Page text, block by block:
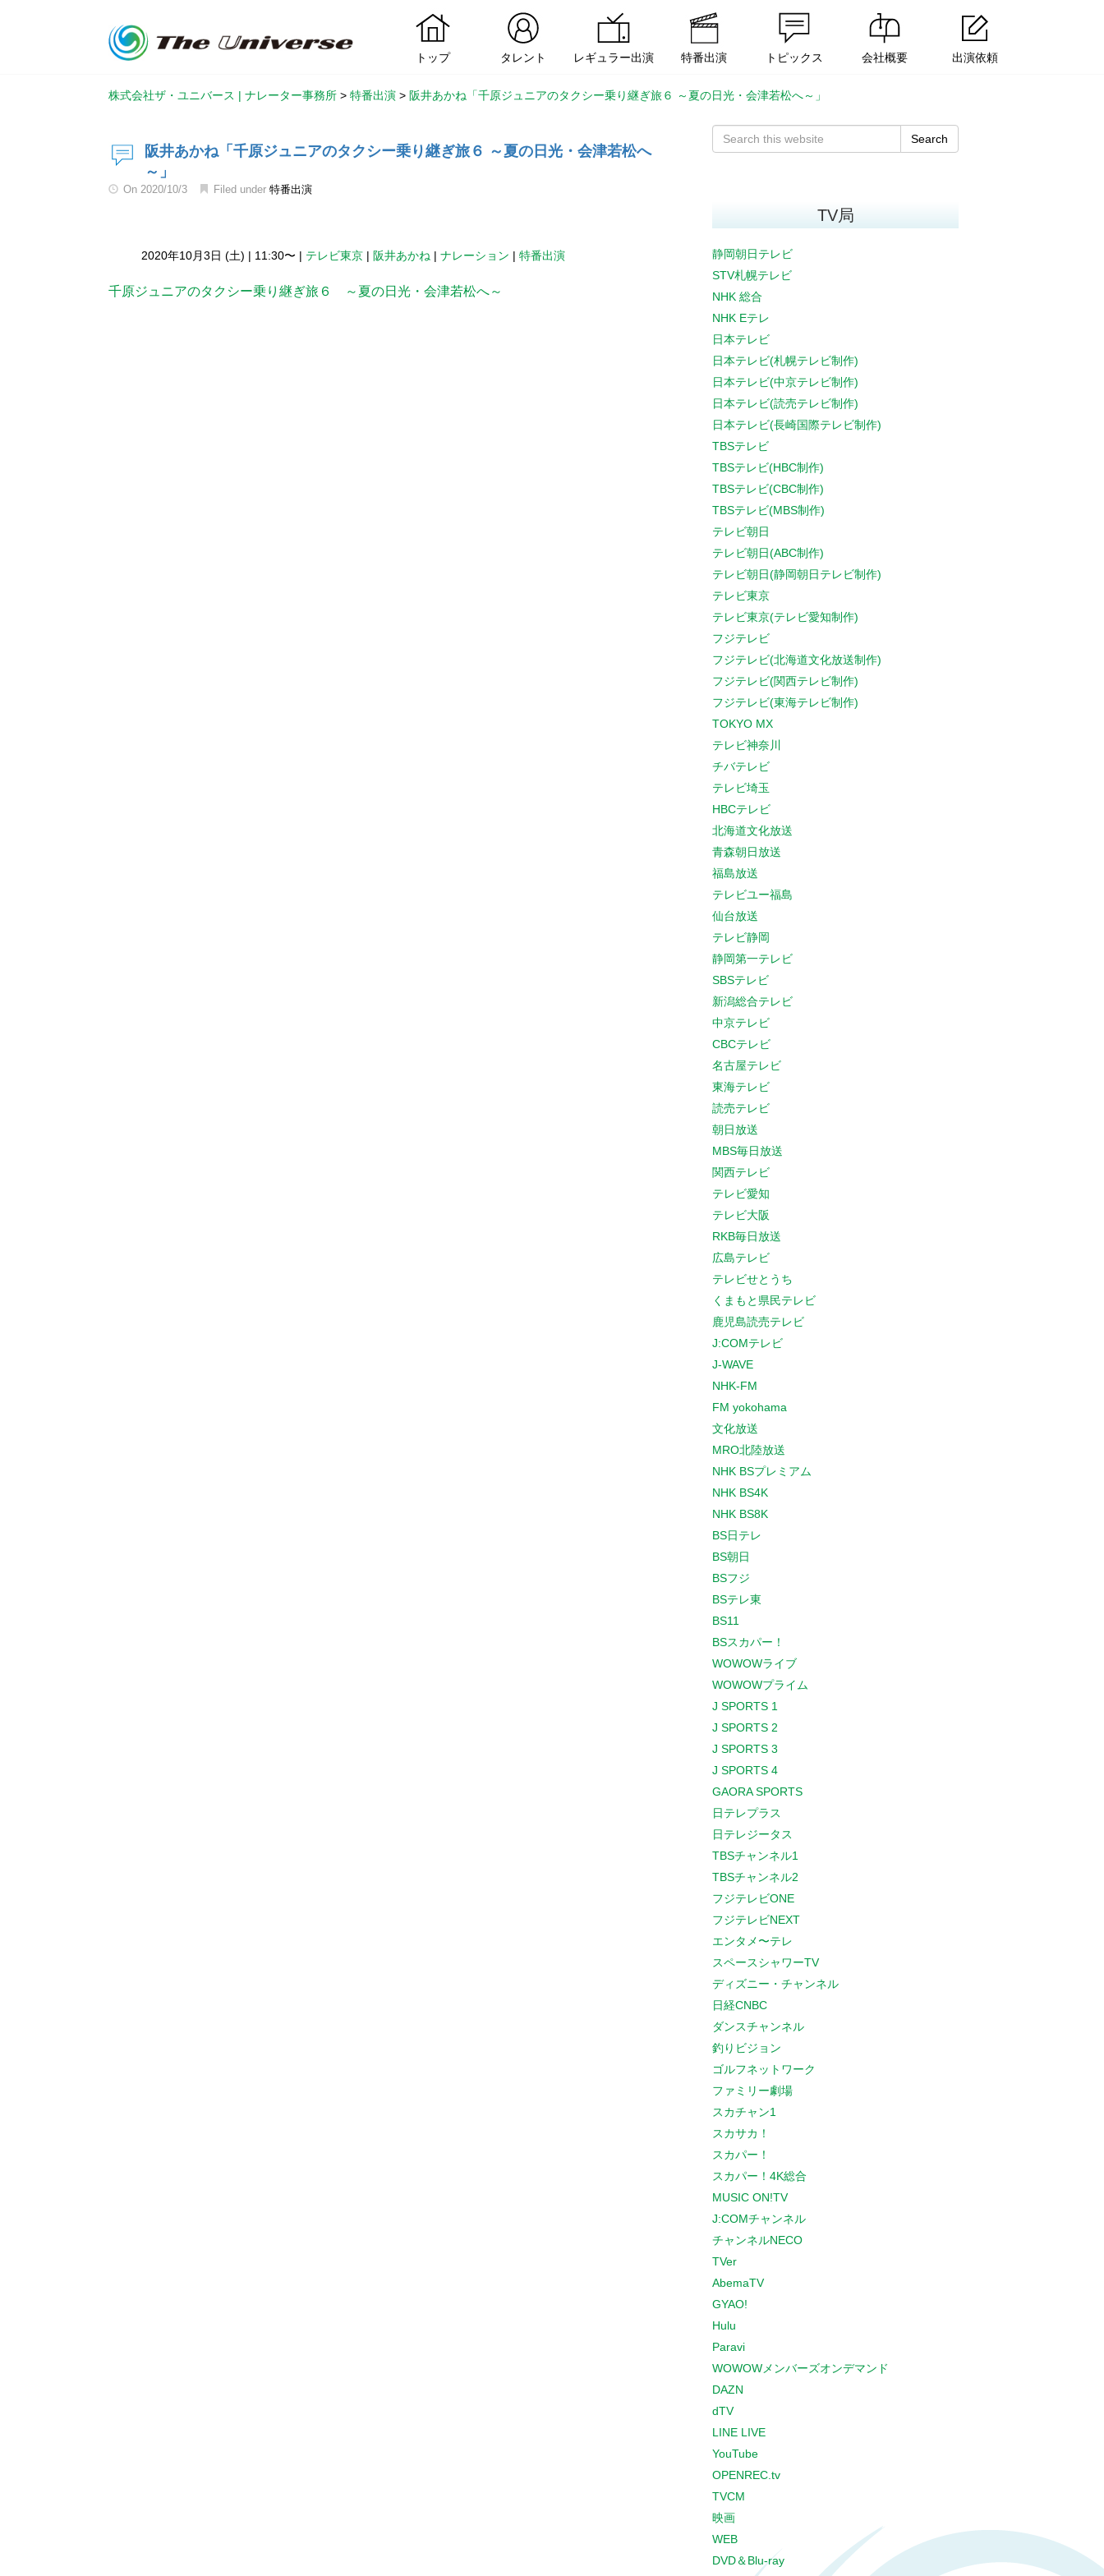
トップ タレント レギュラー出演 特番出演 トピックス 会社概要 出演依頼
株式会社ザ・ユニバース | ナレーター事務所 > 特番出演 > 阪井あかね「千原ジュニアのタクシー乗り継ぎ旅６ ～夏の日光・会津若松へ～」
阪井あかね「千原ジュニアのタクシー乗り継ぎ旅６ ～夏の日光・会津若松へ
～」
On 2020/10/3 Filed under 特番出演
2020年10月3日 (土) | 11:30〜 | テレビ東京 | 阪井あかね | ナレーション | 特番出演
千原ジュニアのタクシー乗り継ぎ旅６ ～夏の日光・会津若松へ～
Search
TV局
静岡朝日テレビ
STV札幌テレビ
NHK 総合
NHK Eテレ
日本テレビ
日本テレビ(札幌テレビ制作)
日本テレビ(中京テレビ制作)
日本テレビ(読売テレビ制作)
日本テレビ(長崎国際テレビ制作)
TBSテレビ
TBSテレビ(HBC制作)
TBSテレビ(CBC制作)
TBSテレビ(MBS制作)
テレビ朝日
テレビ朝日(ABC制作)
テレビ朝日(静岡朝日テレビ制作)
テレビ東京
テレビ東京(テレビ愛知制作)
フジテレビ
フジテレビ(北海道文化放送制作)
フジテレビ(関西テレビ制作)
フジテレビ(東海テレビ制作)
TOKYO MX
テレビ神奈川
チバテレビ
テレビ埼玉
HBCテレビ
北海道文化放送
青森朝日放送
福島放送
テレビユー福島
仙台放送
テレビ静岡
静岡第一テレビ
SBSテレビ
新潟総合テレビ
中京テレビ
CBCテレビ
名古屋テレビ
東海テレビ
読売テレビ
朝日放送
MBS毎日放送
関西テレビ
テレビ愛知
テレビ大阪
RKB毎日放送
広島テレビ
テレビせとうち
くまもと県民テレビ
鹿児島読売テレビ
J:COMテレビ
J-WAVE
NHK-FM
FM yokohama
文化放送
MRO北陸放送
NHK BSプレミアム
NHK BS4K
NHK BS8K
BS日テレ
BS朝日
BSフジ
BSテレ東
BS11
BSスカパー！
WOWOWライブ
WOWOWプライム
J SPORTS 1
J SPORTS 2
J SPORTS 3
J SPORTS 4
GAORA SPORTS
日テレプラス
日テレジータス
TBSチャンネル1
TBSチャンネル2
フジテレビONE
フジテレビNEXT
エンタメ〜テレ
スペースシャワーTV
ディズニー・チャンネル
日経CNBC
ダンスチャンネル
釣りビジョン
ゴルフネットワーク
ファミリー劇場
スカチャン1
スカサカ！
スカパー！
スカパー！4K総合
MUSIC ON!TV
J:COMチャンネル
チャンネルNECO
TVer
AbemaTV
GYAO!
Hulu
Paravi
WOWOWメンバーズオンデマンド
DAZN
dTV
LINE LIVE
YouTube
OPENREC.tv
TVCM
映画
WEB
DVD＆Blu-ray